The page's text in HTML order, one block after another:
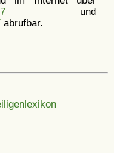
und
abrufbar.